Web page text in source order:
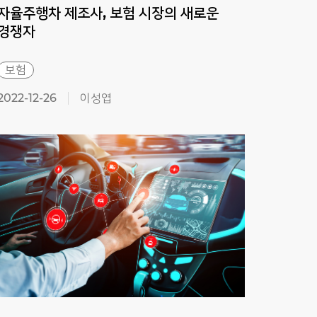
율주행차 제조사, 보험 시장의 새로운
쟁자
보험
12-26 이성엽